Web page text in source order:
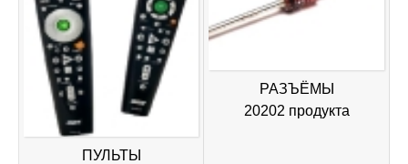
ПУЛЬТЫ
РАЗЪЁМЫ
20202 продукта